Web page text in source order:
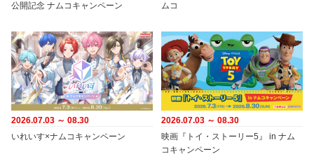
公開記念 ナムコキャンペーン
ムコ
2026.07.03 ～ 08.30
いれいす×ナムコキャンペーン
2026.07.03 ～ 08.30
映画『トイ・ストーリー5』 in ナム
コキャンペーン